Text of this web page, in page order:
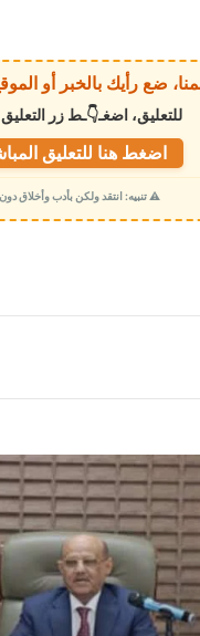
للتعليق، اضغـ👇ـط زر
اضغط هنا للتعليق
⚠️ تنبيه: انتقد ولكن بأدب وأخلاق